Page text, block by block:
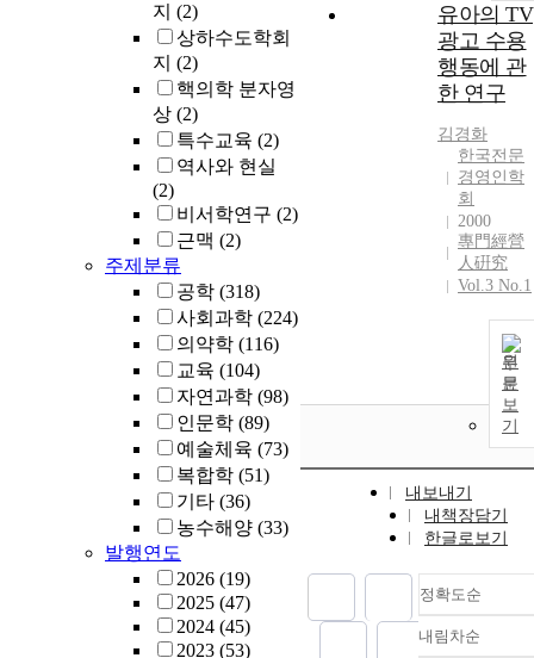
지 (2)
상하수도학회
지 (2)
핵의학 분자영
상 (2)
특수교육 (2)
역사와 현실
(2)
비서학연구 (2)
근맥 (2)
주제분류
공학 (318)
사회과학 (224)
의약학 (116)
교육 (104)
자연과학 (98)
인문학 (89)
예술체육 (73)
복합학 (51)
기타 (36)
농수해양 (33)
발행연도
2026 (19)
2025 (47)
2024 (45)
2023 (53)
유아의 TV
광고 수용
행동에 관
한 연구
김경화
한국전문
경영인학
회
2000
專門經營
人硏究
Vol.3 No.1
원
문
보
기
내보내기
내책장담기
한글로보기
정확도순
정확도
내림차순